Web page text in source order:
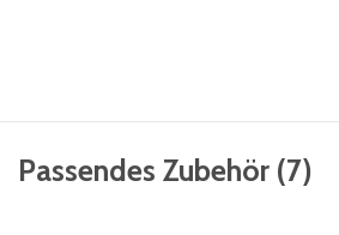
Passendes Zubehör (7)